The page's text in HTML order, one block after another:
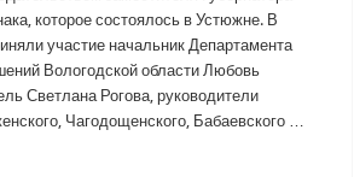
которое состоялось в Устюжне. В
участие начальник Департамента
Вологодской области Любовь
Светлана Рогова, руководители
Чагодощенского, Бабаевского …